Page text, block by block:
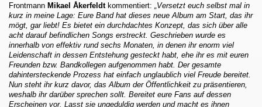
Frontmann Mikael Åkerfeldtkommentiert:
„Versetzt euch selbst mal in
kurz in meine Lage: Eure Band hat dieses neue Album am Start, das ihr
mögt, gar liebt! Es bietet ein durchdachtes Konzept, das sich über alle
acht darauf befindlichen Songs erstreckt. Geschrieben wurde es
innerhalb von effektiv rund sechs Monaten, in denen ihr enorm viel
Leidenschaft in dessen Entstehung gesteckt habt, ehe ihr es mit euren
Freunden bzw. Bandkollegen aufgenommen habt. Der gesamte
dahintersteckende Prozess hat einfach unglaublich viel Freude bereitet.
Nun steht ihr kurz davor, das Album der Öffentlichkeit zu präsentieren,
weshalb ihr darüber sprechen sollt. Bereitet eure Fans auf dessen
Erscheinen vor. Lasst sie ungeduldig werden und macht es ihnen